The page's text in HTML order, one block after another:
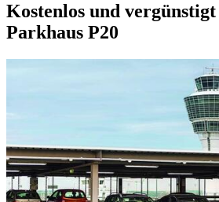
Kostenlos und
Parkhaus P20